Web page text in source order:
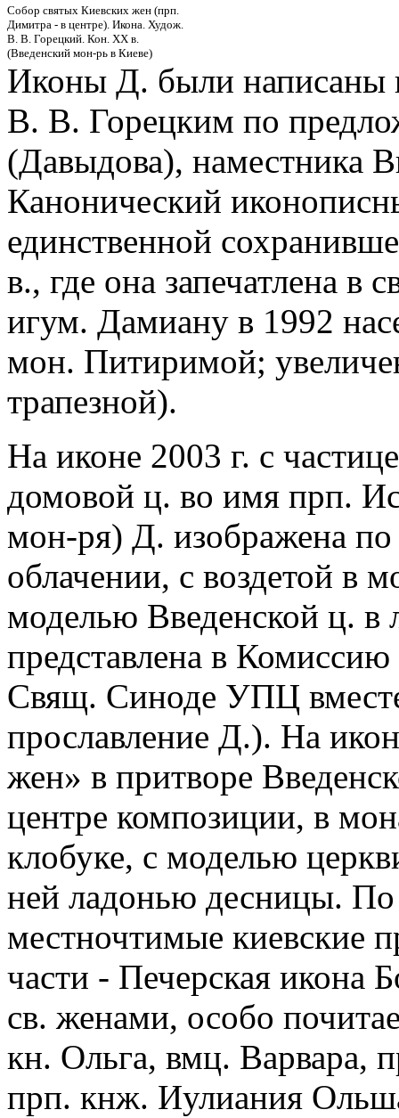
Собор святых Киевских жен (прп.
Димитра - в центре). Икона. Худож.
В. В. Горецкий. Кон. XX в.
(Введенский мон-рь в Киеве)
Иконы Д. были написаны
В. В. Горецким по
(Давыдова), наместника
Канонический
единственной
в., где она запечатлена в
игум. Дамиану в 1992
мон. Питиримой;
трапезной).
На иконе 2003 г. с
домовой ц. во имя прп.
мон-ря) Д. изображена
облачении, с воздетой в
моделью Введенской ц. в
представлена в
Свящ. Синоде УПЦ
прославление Д.). На
жен» в притворе
центре композиции, в
клобуке, с моделью
ней ладонью десницы.
местночтимые киевские
части - Печерская икона
св. женами, особо
кн. Ольга, вмц. Варвара,
прп. кнж. Иулиания